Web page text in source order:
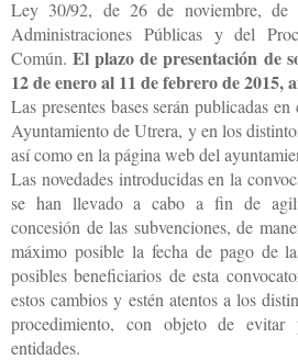
Ley 30/92, de 26 de noviembre, de
Administraciones Públicas y del
Común.El plazo de presentación de
12 de enero al 11 de febrero de 2015,
Las presentes bases serán publicadas
Ayuntamiento de Utrera, y en los
así como en la página web del
Las novedades introducidas en la
se han llevado a cabo a fin de
concesión de las subvenciones, de
máximo posible la fecha de pago de
posibles beneficiarios de esta
estos cambios y estén atentos a los
procedimiento, con objeto de evitar
entidades.